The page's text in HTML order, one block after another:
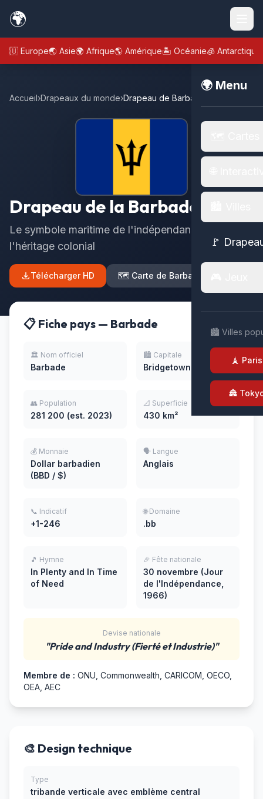
🌍
🇪🇺 Europe🌏 Asie🌍 Afrique🌎 Amérique🏝️ Océanie🧊 Antarctique
🌍 Menu
🚩
🏙️ Villes
🗼 Paris
🏯
Accueil›Drapeaux du monde›Drapeau de Barbade
Drapeau de la Barbade
Le symbole maritime de l'indépendance et de
l'héritage colonial
Télécharger HD 🗺️ Carte de Barbade
📋 Fiche pays — Barbade
🏛️ Nom officiel
Barbade
🏙️ Capitale
Bridgetown
👥 Population
281 200 (est. 2023)
📐 Superficie
430 km²
💰 Monnaie
Dollar barbadien
(BBD / $)
🗣️ Langue
Anglais
📞 Indicatif
+1-246
🌐 Domaine
.bb
🎵 Hymne
In Plenty and In Time
of Need
🎉 Fête nationale
30 novembre (Jour
de l'Indépendance,
1966)
Devise nationale
"Pride and Industry (Fierté et Industrie)"
Membre de : ONU, Commonwealth, CARICOM, OECO,
OEA, AEC
🎨 Design technique
Type
tribande verticale avec emblème central